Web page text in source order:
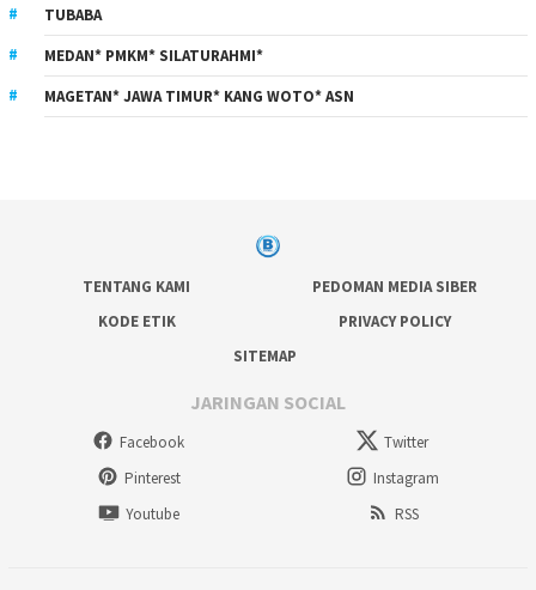
TUBABA
MEDAN* PMKM* SILATURAHMI*
MAGETAN* JAWA TIMUR* KANG WOTO* ASN
TENTANG KAMI
PEDOMAN MEDIA SIBER
KODE ETIK
PRIVACY POLICY
SITEMAP
JARINGAN SOCIAL
Facebook
Twitter
Pinterest
Instagram
Youtube
RSS